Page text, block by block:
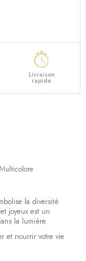
Livraison
rapide
la diversité
joyeux est un
la lumière.
et nourrir votre vie